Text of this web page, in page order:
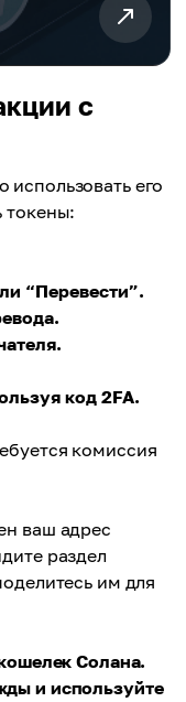
с
его
токены:
“Перевести”.
код 2FA.
комиссия
ваш адрес
раздел
им для
Солана.
и используйте